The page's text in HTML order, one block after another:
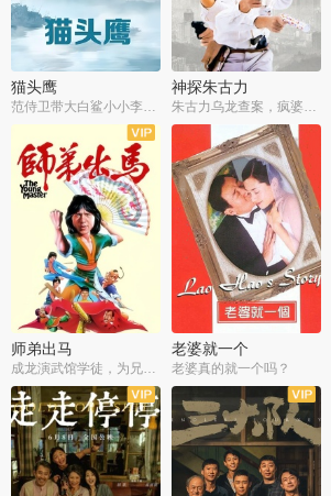
猫头鹰
范侍卫带大白鲨小小李破案寻妃
神探朱古力
朱古力乌龙查案，疯婆子神助攻
师弟出马
成龙演武馆学徒，为兄搏命战黑道
老婆就一个
老婆真的就一个吗？